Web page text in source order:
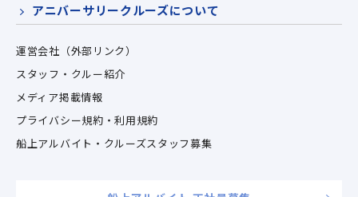
アニバーサリークルーズについて
運営会社（外部リンク）
スタッフ・クルー紹介
メディア掲載情報
プライバシー規約・利用規約
船上アルバイト・クルーズスタッフ募集